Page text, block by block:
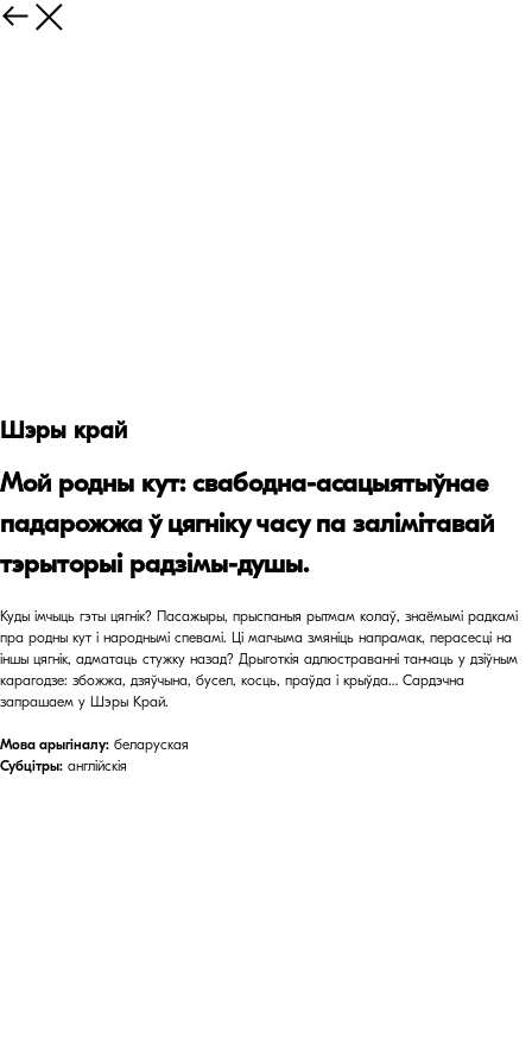
Шэры край
Мой родны кут: свабодна-асацыятыўнае
падарожжа ў цягніку часу па залімітавай
тэрыторыі радзімы-душы.
Куды імчыць гэты цягнік? Пасажыры, прыспаныя рытмам колаў, знаёмымі радкамі
пра родны кут і народнымі спевамі. Ці магчыма змяніць напрамак, перасесці на
іншы цягнік, адматаць стужку назад? Дрыготкія адлюстраванні танчаць у дзіўным
карагодзе: збожжа, дзяўчына, бусел, косць, праўда і крыўда… Сардэчна
запрашаем у Шэры Край.
Мова арыгіналу: беларуская
Субцітры: англійскія